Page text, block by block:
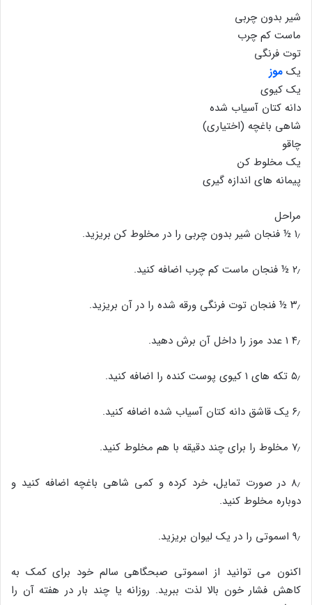
شیر بدون چربی
ماست کم چرب
توت فرنگی
یک موز
یک کیوی
دانه کتان آسیاب شده
شاهی باغچه (اختیاری)
چاقو
یک مخلوط کن
پیمانه های اندازه گیری
مراحل
۱٫ ½ فنجان شیر بدون چربی را در مخلوط کن بریزید.
۲٫ ½ فنجان ماست کم چرب اضافه کنید.
۳٫ ½ فنجان توت فرنگی ورقه شده را در آن بریزید.
۴٫ ۱ عدد موز را داخل آن برش دهید.
۵٫ تکه های ۱ کیوی پوست کنده را اضافه کنید.
۶٫ یک قاشق دانه کتان آسیاب شده اضافه کنید.
۷٫ مخلوط را برای چند دقیقه با هم مخلوط کنید.
۸٫ در صورت تمایل، خرد کرده و کمی شاهی باغچه اضافه کنید و
دوباره مخلوط کنید.
۹٫ اسموتی را در یک لیوان بریزید.
اکنون می توانید از اسموتی صبحگاهی سالم خود برای کمک به
کاهش فشار خون بالا لذت ببرید. روزانه یا چند بار در هفته آن را